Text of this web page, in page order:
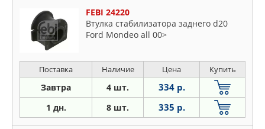
FEBI 24220
Втулка стабилизатора заднего d20
Ford Mondeo all 00>
Поставка Наличие Цена Купить
Завтра 4 шт. 334 р.
1 дн. 8 шт. 335 р.